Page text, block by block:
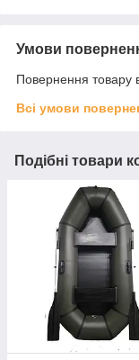
Умови
Повернення товару
Всі умови
Подібні товари